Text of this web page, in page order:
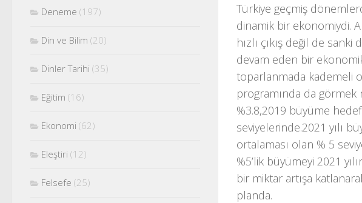
Türkiye geçmiş
dinamik bir ekonomiydi.
hızlı çıkış değil de
devam eden bir
toparlanmada kademeli
programında da
%3.8,2019 büyüme
seviyelerinde.2021 yılı
ortalaması olan % 5
%5’lik büyümeyi 2021
bir miktar artışa
planda.
Deneme (197)
Din ve Bilim (20)
Dinler Tarihi (35)
Eğitim (16)
Ekonomi (62)
Eleştiri (12)
Felsefe (25)